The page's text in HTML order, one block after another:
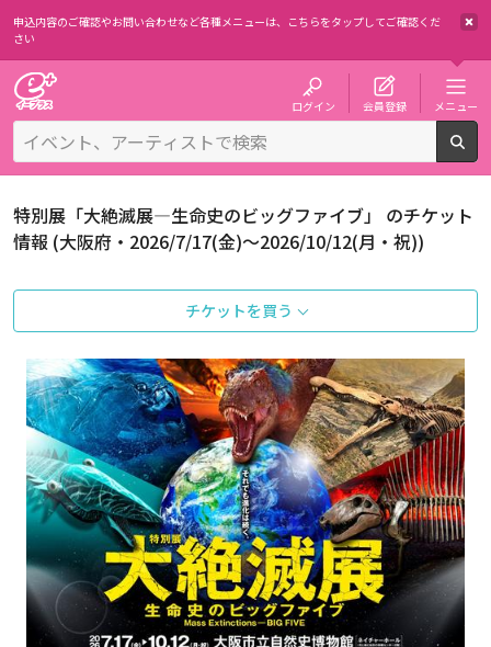
申込内容のご確認やお問い合わせなど各種メニューは、 こちらをタップしてご確認くだ
さい
ログイン 会員登録 メニュー
特別展「大絶滅展―生命史のビッグファイブ」 のチケット
情報 (大阪府・2026/7/17(金)～2026/10/12(月・祝))
チケットを買う